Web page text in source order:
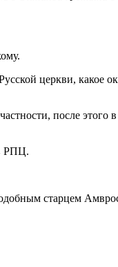
церкви, какое
после
РПЦ.
старцем